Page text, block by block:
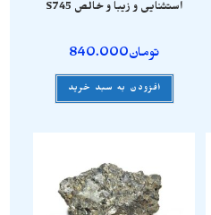
استثنایی و زیبا و خالص S745
تومان840.000
افزودن به سبد خرید